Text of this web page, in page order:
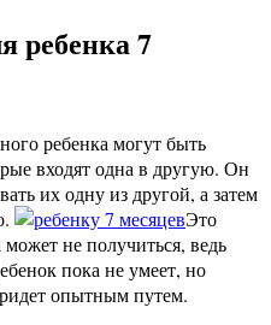
ребенка 7
ребенка могут быть
входят одна в другую. Он
их одну из другой, а затем
Это
может не получиться, ведь
пока не умеет, но
опытным путем.